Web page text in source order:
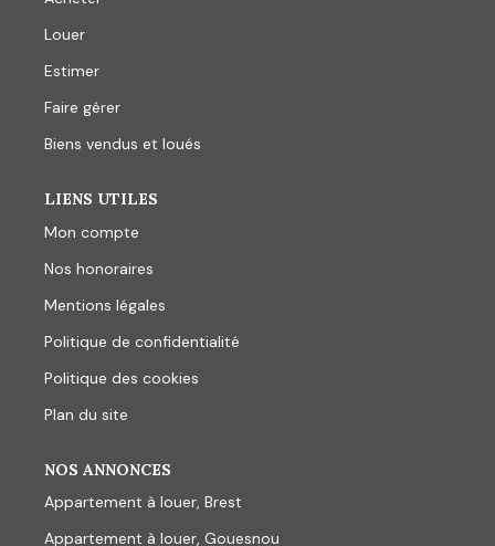
Louer
Estimer
Faire gérer
Biens vendus et loués
LIENS UTILES
Mon compte
Nos honoraires
Mentions légales
Politique de confidentialité
Politique des cookies
Plan du site
NOS ANNONCES
Appartement à louer, Brest
Appartement à louer, Gouesnou